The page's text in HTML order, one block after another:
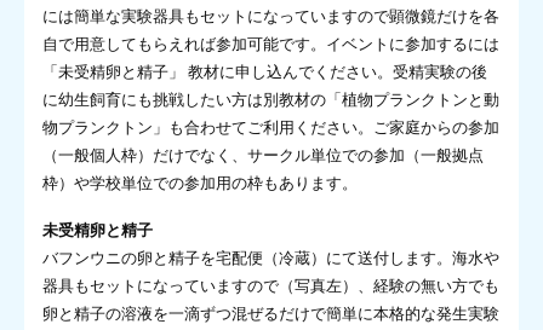
には簡単な実験器具もセットになっていますので顕微鏡だけを各
自で用意してもらえれば参加可能です。イベントに参加するには
「未受精卵と精子」 教材に申し込んでください。受精実験の後
に幼生飼育にも挑戦したい方は別教材の「植物プランクトンと動
物プランクトン」も合わせてご利用ください。ご家庭からの参加
（一般個人枠）だけでなく、サークル単位での参加（一般拠点
枠）や学校単位での参加用の枠もあります。
未受精卵と精子
バフンウニの卵と精子を宅配便（冷蔵）にて送付します。海水や
器具もセットになっていますので（写真左）、経験の無い方でも
卵と精子の溶液を一滴ずつ混ぜるだけで簡単に本格的な発生実験